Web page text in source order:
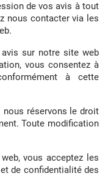
de vos avis à tout
nous contacter via les
sur notre site web
vous consentez à
à cette
nous réservons le droit
Toute modification
vous acceptez les
de confidentialité des